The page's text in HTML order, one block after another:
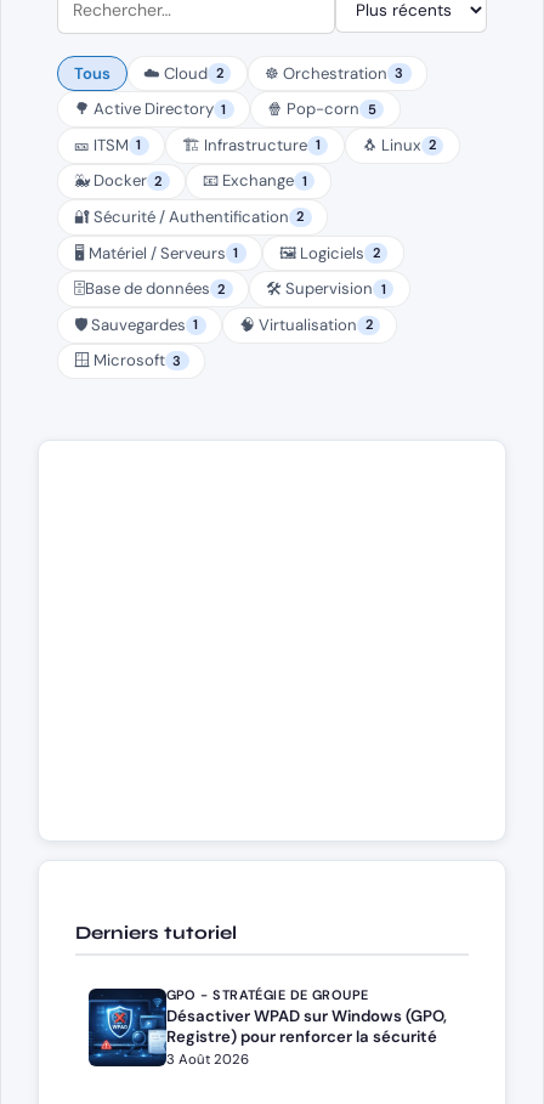
Tous ☁️ Cloud 2 ☸️ Orchestration 3
🌳 Active Directory 1 🍿 Pop-corn 5
🎫 ITSM 1 🏗️ Infrastructure 1 🐧 Linux 2
🐳 Docker 2 📧 Exchange 1
🔐 Sécurité / Authentification 2
🖥️ Matériel / Serveurs 1 🖼️ Logiciels 2
🗄️Base de données 2 🛠️ Supervision 1
🛡️ Sauvegardes 1 🧠 Virtualisation 2
🪟 Microsoft 3
Derniers tutoriel
GPO - STRATÉGIE DE GROUPE
Désactiver WPAD sur Windows (GPO,
Registre) pour renforcer la sécurité
3 Août 2026